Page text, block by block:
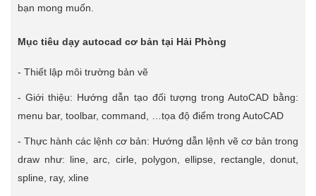
bạn mong muốn.
Mục tiêu dạy autocad cơ bản tại Hải Phòng
- Thiết lập môi trường bản vẽ
- Giới thiệu: Hướng dẫn tạo đối tượng trong AutoCAD bằng:
menu bar, toolbar, command, …tọa độ điểm trong AutoCAD
- Thực hành các lệnh cơ bản: Hướng dẫn lệnh vẽ cơ bản trong
draw như: line, arc, cirle, polygon, ellipse, rectangle, donut,
spline, ray, xline